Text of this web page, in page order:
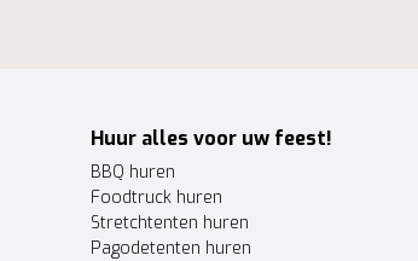
Huur alles voor uw feest!
BBQ huren
Foodtruck huren
Stretchtenten huren
Pagodetenten huren